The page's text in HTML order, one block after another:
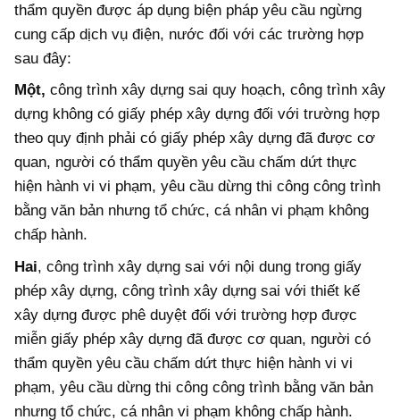
thẩm quyền được áp dụng biện pháp yêu cầu ngừng
cung cấp dịch vụ điện, nước đối với các trường hợp
sau đây:
Một, công trình xây dựng sai quy hoạch, công trình xây
dựng không có giấy phép xây dựng đối với trường hợp
theo quy định phải có giấy phép xây dựng đã được cơ
quan, người có thẩm quyền yêu cầu chấm dứt thực
hiện hành vi vi phạm, yêu cầu dừng thi công công trình
bằng văn bản nhưng tổ chức, cá nhân vi phạm không
chấp hành.
Hai, công trình xây dựng sai với nội dung trong giấy
phép xây dựng, công trình xây dựng sai với thiết kế
xây dựng được phê duyệt đối với trường hợp được
miễn giấy phép xây dựng đã được cơ quan, người có
thẩm quyền yêu cầu chấm dứt thực hiện hành vi vi
phạm, yêu cầu dừng thi công công trình bằng văn bản
nhưng tổ chức, cá nhân vi phạm không chấp hành.